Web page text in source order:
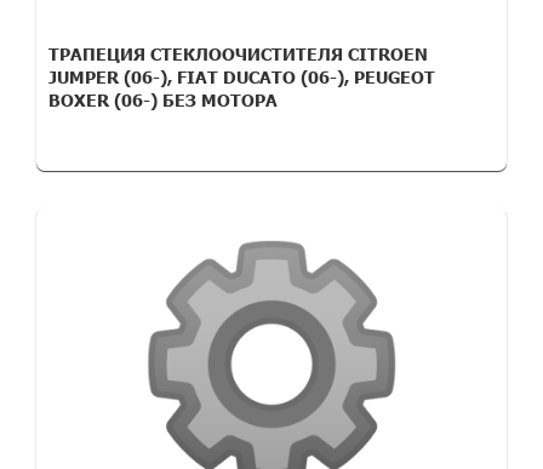
ТРАПЕЦИЯ СТЕКЛООЧИСТИТЕЛЯ CITROEN
JUMPER (06-), FIAT DUCATO (06-), PEUGEOT
BOXER (06-) БЕЗ МОТОРА